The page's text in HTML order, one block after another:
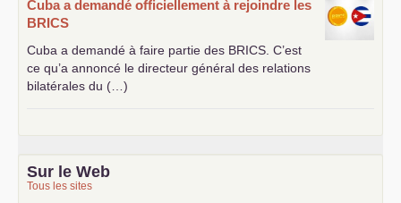
Cuba a demandé officiellement à rejoindre les
BRICS
Cuba a demandé à faire partie des BRICS . C’est
ce qu’a annoncé le directeur général des relations
bilatérales du (…)
Sur le Web
Tous les sites